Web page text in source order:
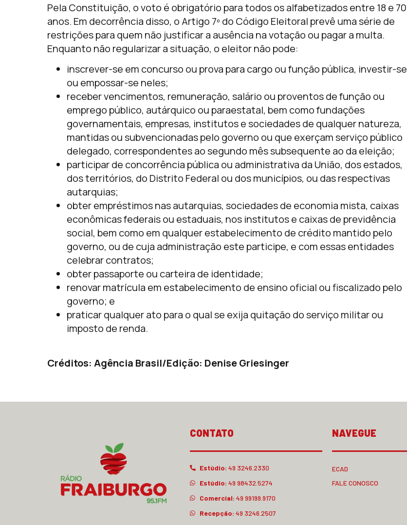
Pela Constituição, o voto é obrigatório para todos os alfabetizados entre 18 e 70
anos. Em decorrência disso, o Artigo 7º do Código Eleitoral prevê uma série de
restrições para quem não justificar a ausência na votação ou pagar a multa.
Enquanto não regularizar a situação, o eleitor não pode:
inscrever-se em concurso ou prova para cargo ou função pública, investir-se
ou empossar-se neles;
receber vencimentos, remuneração, salário ou proventos de função ou
emprego público, autárquico ou paraestatal, bem como fundações
governamentais, empresas, institutos e sociedades de qualquer natureza,
mantidas ou subvencionadas pelo governo ou que exerçam serviço público
delegado, correspondentes ao segundo mês subsequente ao da eleição;
participar de concorrência pública ou administrativa da União, dos estados,
dos territórios, do Distrito Federal ou dos municípios, ou das respectivas
autarquias;
obter empréstimos nas autarquias, sociedades de economia mista, caixas
econômicas federais ou estaduais, nos institutos e caixas de previdência
social, bem como em qualquer estabelecimento de crédito mantido pelo
governo, ou de cuja administração este participe, e com essas entidades
celebrar contratos;
obter passaporte ou carteira de identidade;
renovar matrícula em estabelecimento de ensino oficial ou fiscalizado pelo
governo; e
praticar qualquer ato para o qual se exija quitação do serviço militar ou
imposto de renda.
Créditos: Agência Brasil/Edição: Denise Griesinger
CONTATO
Estúdio: 49 3246.2330
Estúdio: 49 98432.5274
Comercial: 49 99199.9170
Recepção: 49 3246.2507
NAVEGUE
ECAD
FALE CONOSCO